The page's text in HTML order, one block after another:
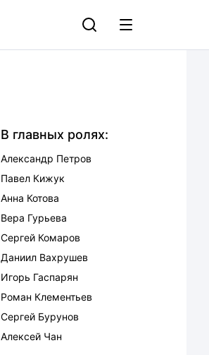
В главных ролях:
Александр Петров
Павел Кижук
Анна Котова
Вера Гурьева
Сергей Комаров
Даниил Вахрушев
Игорь Гаспарян
Роман Клементьев
Сергей Бурунов
Алексей Чан